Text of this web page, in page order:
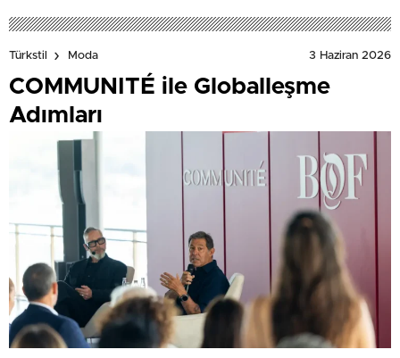
Türkstil Moda 3 Haziran 2026
COMMUNITÉ ile Globalleşme
Adımları